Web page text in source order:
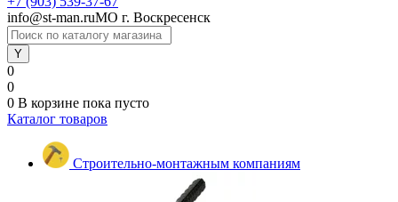
info@st-man.ruМО г. Воскресенск
0
0
0 В корзине пока пусто
Каталог товаров
Строительно-монтажным компаниям